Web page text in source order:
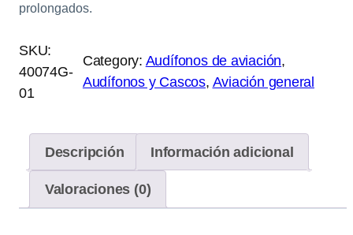
prolongados.
SKU:
40074G-
01
Category: Audífonos de aviación
Audífonos y Cascos, Aviación general
Descripción Información adicional
Valoraciones (0)